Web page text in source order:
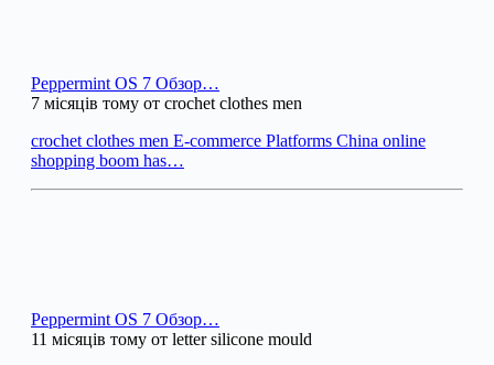
Peppermint OS 7 Обзор…
7 місяців тому от crochet clothes men
crochet clothes men E-commerce Platforms China online
shopping boom has…
Peppermint OS 7 Обзор…
11 місяців тому от letter silicone mould